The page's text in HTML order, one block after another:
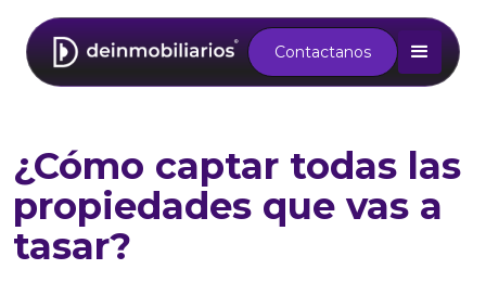
¿Cómo captar todas las
propiedades que vas a
tasar?
Contactanos